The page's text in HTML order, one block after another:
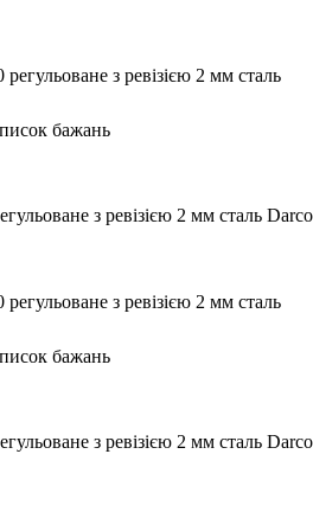
бажань
з ревізією 2 мм сталь Darco
бажань
з ревізією 2 мм сталь Darco